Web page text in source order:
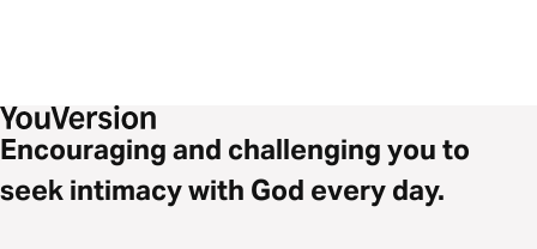
Encouraging and challenging you to
seek intimacy with God every day.